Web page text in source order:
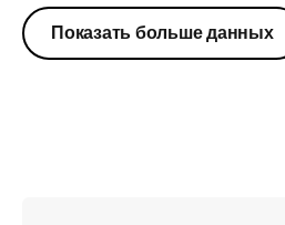
Показать больше данных